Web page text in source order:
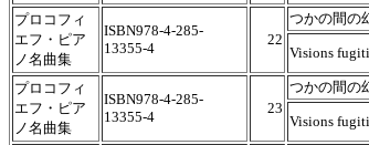
プロコフィ
エフ・ピア
ノ名曲集
ISBN978-4-285-
13355-4
22
つかの間の
Visions
プロコフィ
エフ・ピア
ノ名曲集
ISBN978-4-285-
13355-4
23
つかの間の
Visions